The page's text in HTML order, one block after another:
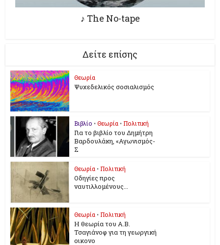
♪ The No-tape
Δείτε επίσης
Θεωρία
Ψυχεδελικός σοσιαλισμός
Βιβλίο • Θεωρία • Πολιτική
Για το βιβλίο του Δημήτρη
Βαρδουλάκη, «Αγωνισμός-
Σ
Θεωρία • Πολιτική
Οδηγίες προς
ναυτιλλομένους...
Θεωρία • Πολιτική
Η θεωρία του Α.Β.
Τσαγιάνοφ για τη γεωργική
οικονο